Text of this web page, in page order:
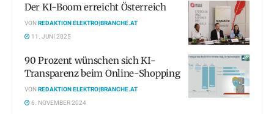
Der KI-Boom erreicht Österreich
VONREDAKTION ELEKTRO|BRANCHE.AT
11. JUNI 2025
90 Prozent wünschen sich KI-
Transparenz beim Online-Shopping
VONREDAKTION ELEKTRO|BRANCHE.AT
6. NOVEMBER 2024